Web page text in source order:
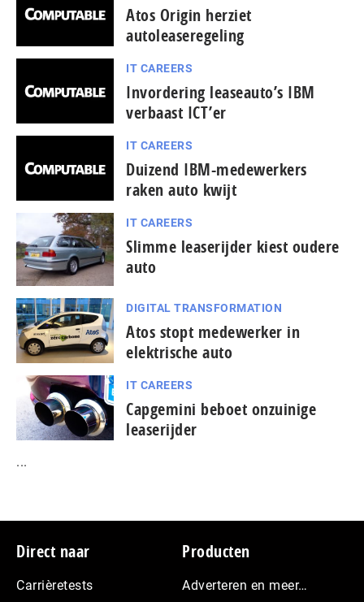
Atos Origin herziet
autoleaseregeling
IT CAREERS
Invordering leaseauto’s IBM
verbaast ICT’er
IT CAREERS
Duizend IBM-medewerkers
raken auto kwijt
IT CAREERS
Slimme leaserijder kiest oudere
auto
DIGITAL TRANSFORMATION
Atos stopt medewerker in
elektrische auto
IT CAREERS
Capgemini beboet onzuinige
leaserijder
...
Footer
Direct naar
Carrièretests
Producten
Adverteren en meer…